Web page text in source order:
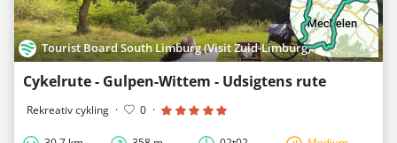
Tourist Board South Limburg (Visit Zuid-Limburg)
Cykelrute - Gulpen-Wittem - Udsigtens rute
Rekreativ cykling · 0 ·